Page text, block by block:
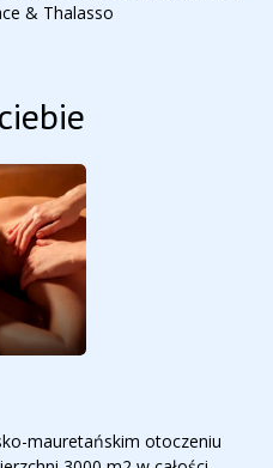
& Thalasso
mauretańskim otoczeniu